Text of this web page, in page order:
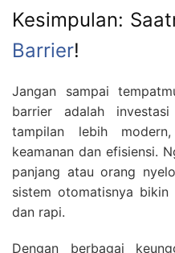
Kesimpulan:
Barrier!
Jangan sampai
barrier adalah
tampilan lebih
keamanan dan efisiensi.
panjang atau orang
sistem otomatisnya
dan rapi.
Dengan berbagai